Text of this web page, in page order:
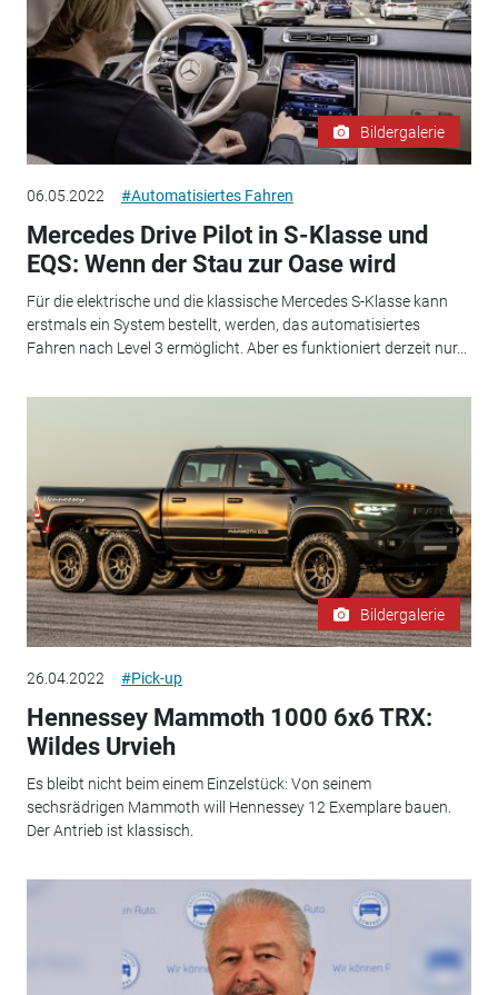
Bildergalerie
06.05.2022 #Automatisiertes Fahren
Mercedes Drive Pilot in S-Klasse und
EQS: Wenn der Stau zur Oase wird
Für die elektrische und die klassische Mercedes S-Klasse kann
erstmals ein System bestellt, werden, das automatisiertes
Fahren nach Level 3 ermöglicht. Aber es funktioniert derzeit nur...
Bildergalerie
26.04.2022 #Pick-up
Hennessey Mammoth 1000 6x6 TRX:
Wildes Urvieh
Es bleibt nicht beim einem Einzelstück: Von seinem
sechsrädrigen Mammoth will Hennessey 12 Exemplare bauen.
Der Antrieb ist klassisch.